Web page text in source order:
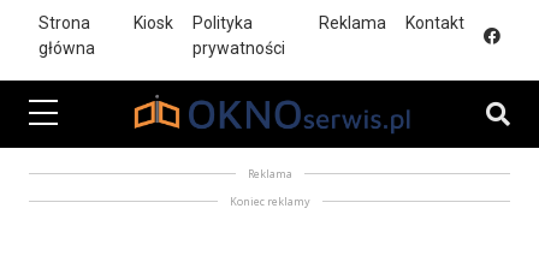
Strona
główna
Kiosk
Polityka
prywatności
Reklama Kontakt
Reklama
Koniec reklamy